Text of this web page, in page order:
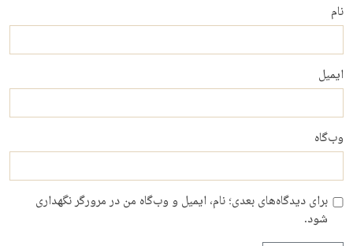
نام
ایمیل
وب‌گاه
برای دیدگاه‌های بعدی؛ نام، ایمیل و وب‌گاه من در مرورگر نگهداری
شود.